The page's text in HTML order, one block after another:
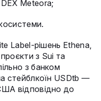
Meteora;
Label-рішень Ethena,
з Sui та
з банком
стейблкоїн USDtb —
відповідно до